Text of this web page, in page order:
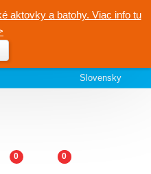
aktovky a batohy. Viac info tu
Slovensky
0 0